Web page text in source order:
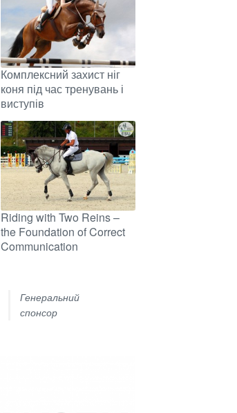
Комплексний захист ніг
коня під час тренувань і
виступів
Riding with Two Reins –
the Foundation of Correct
Communication
Генеральний
спонсор